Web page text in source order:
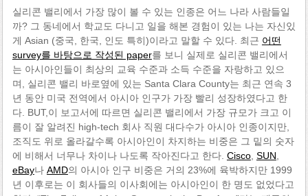
실리콘 밸리에서 가장 많이 볼 수 있는 인종은 어느 나라 사람들일
까? 그 동네에서 학교도 다니고 일을 해본 경험이 있는 나는 자신있
게 Asian (중국, 한국, 인도 특히)이라고 말할 수 있다. 최근 어떤
survey를 바탕으로 작성된 paper를 보니 실제로 실리콘 밸리에서
는 아시아인들이 최상의 교육 수준과 소득 수준을 자랑하고 있으
며, 실리콘 밸리 바로옆에 있는 Santa Clara County는 최근 연속 3
년 동안 미국 전역에서 아시아 인구가 가장 빨리 성장하였다고 한
다. BUT,이 보고서에 따르면 실리콘 밸리에서 가장 규모가 크고 이
름이 잘 알려진 high-tech 회사 직원 대다수가 아시아 인종이지만,
조직도 위로 올라갈수록 아시아인이 차지하는 비중은 그 밑의 숫자
에 비해서 너무나 차이나 나도록 작아진다고 한다. Cisco, SUN,
eBay나 AMD의 아시아 인구 비중은 거의 23%에 육박하지만 1999
년 이후로는 이 회사들의 이사회에는 아시아인이 한 명도 없었다고